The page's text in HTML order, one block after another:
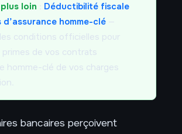
loin
Déductibilité fiscale
d’assurance homme-clé —
conditions officielles pour
primes de vos contrats
homme-clé de vos charges
bancaires perçoivent